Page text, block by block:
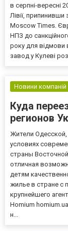
в серпні-вересні
Лівії, припинивши
Moscow Times.
НПЗ до
року для відмови
завод у Кулеві
Новини компаній
Куда
регионов
Жители
условиях
страны
отличная
детям
жилье в стране с
крупнейшего
Homium
н...